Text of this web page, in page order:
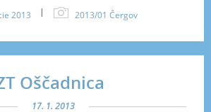
2013 | 2013/01 Čergov
Oščadnica
17. 1. 2013